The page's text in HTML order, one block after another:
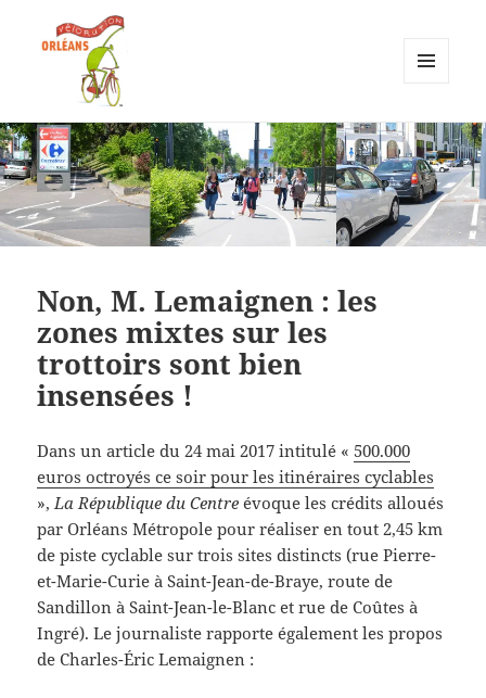
Vélorution Orléans
WIDGETS
Non, M. Lemaignen : les
zones mixtes sur les
trottoirs sont bien
insensées !
Dans un article du 24 mai 2017 intitulé « 500.000
euros octroyés ce soir pour les itinéraires cyclables
»,La République du Centre évoque les crédits alloués
par Orléans Métropole pour réaliser en tout 2,45 km
de piste cyclable sur trois sites distincts (rue Pierre-
et-Marie-Curie à Saint-Jean-de-Braye, route de
Sandillon à Saint-Jean-le-Blanc et rue de Coûtes à
Ingré). Le journaliste rapporte également les propos
de Charles-Éric Lemaignen :